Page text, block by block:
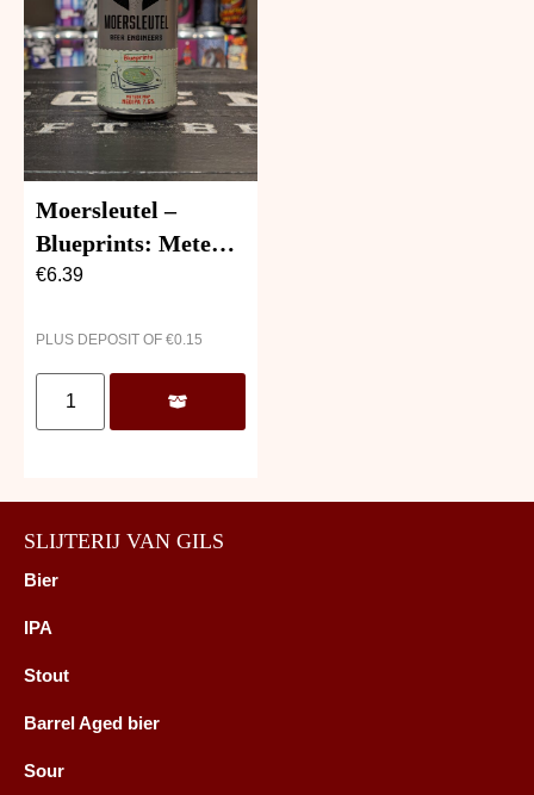
Moersleutel –
Blueprints: Meteor
Map
€6.39
PLUS DEPOSIT OF €0.15
SLIJTERIJ VAN GILS
Bier
IPA
Stout
Barrel Aged bier
Sour